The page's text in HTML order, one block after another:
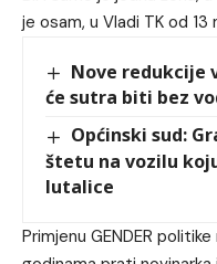
je osam, u Vladi TK od
Nove redukcije
će sutra biti bez
Općinski sud:
štetu na vozilu
lutalice
Primjenu GENDER